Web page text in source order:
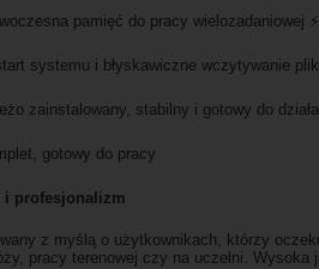
pamięć do pracy wielozadaniowej ⚡
systemu i błyskawiczne wczytywanie
zainstalowany, stabilny i gotowy do
gotowy do pracy
i profesjonalizm
z myślą o użytkownikach, którzy
pracy terenowej czy na uczelni.